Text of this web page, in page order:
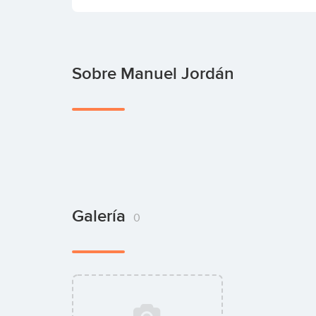
Sobre Manuel Jordán
Galería 0